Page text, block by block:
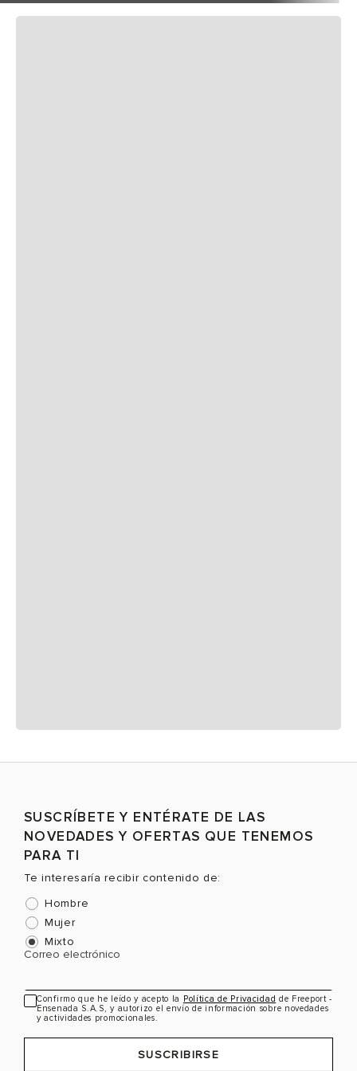
SUSCRÍBETE Y ENTÉRATE DE LAS
NOVEDADES Y OFERTAS QUE TENEMOS
PARA TI
Te interesaría recibir contenido de:
Hombre
Mujer
Mixto
Correo electrónico
Confirmo que he leído y acepto la Política de Privacidad de Freeport -
Ensenada S.A.S, y autorizo el envío de información sobre novedades
y actividades promocionales.
SUSCRIBIRSE